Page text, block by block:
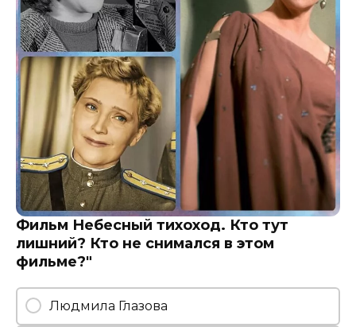
Фильм Небесный тихоход. Кто тут
лишний? Кто не снимался в этом
фильме?"
Людмила Глазова